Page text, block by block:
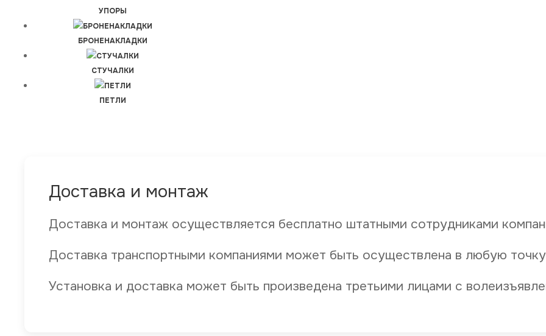
УПОРЫ
БРОНЕНАКЛАДКИ
СТУЧАЛКИ
ПЕТЛИ
Доставка и монтаж
Доставка и монтаж осуществляется бесплатно штатными сотрудниками
Доставка транспортными компаниями может быть осуществлена в любую
Установка и доставка может быть произведена третьими лицами с